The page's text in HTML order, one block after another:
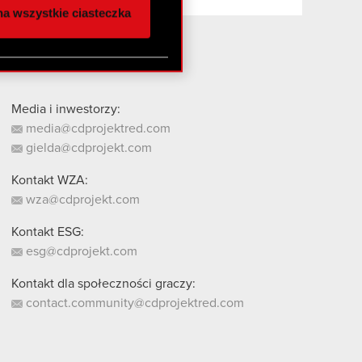
innymi danymi
z naszej witryny,
wszystkie ciasteczka
Media i inwestorzy:
media@cdprojektred.com
gielda@cdprojekt.com
Kontakt WZA:
wza@cdprojekt.com
Kontakt ESG:
esg@cdprojekt.com
Kontakt dla społeczności graczy:
contact.community@cdprojektred.com